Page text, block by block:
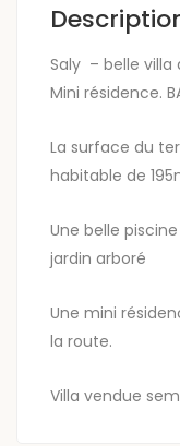
Saly – belle
Mini résidence.
La surface du
habitable de
Une belle
jardin arboré
Une mini
la route.
Villa vendue